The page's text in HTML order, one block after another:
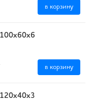
в корзину
в корзину